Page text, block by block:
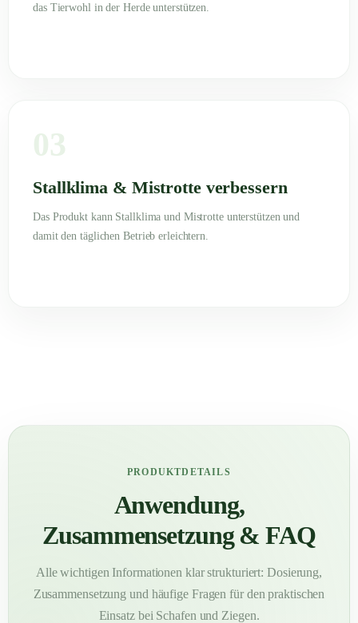
das Tierwohl in der Herde unterstützen.
03
Stallklima & Mistrotte verbessern
Das Produkt kann Stallklima und Mistrotte unterstützen und
damit den täglichen Betrieb erleichtern.
PRODUKTDETAILS
Anwendung,
Zusammensetzung & FAQ
Alle wichtigen Informationen klar strukturiert: Dosierung,
Zusammensetzung und häufige Fragen für den praktischen
Einsatz bei Schafen und Ziegen.